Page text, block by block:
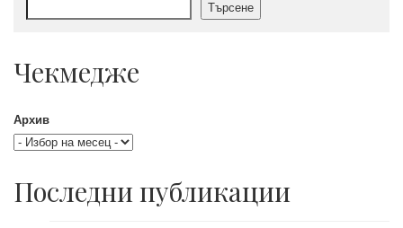
Търсене
Чекмедже
Архив
Последни публикации